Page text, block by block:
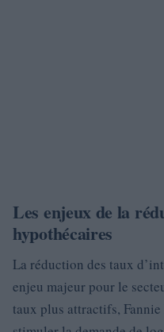
Les enjeux de la
hypothécaires
La réduction des taux
enjeu majeur pour le
taux plus attractifs,